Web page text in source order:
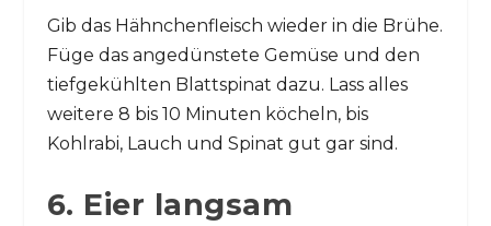
Gib das Hähnchenfleisch wieder in die Brühe.
Füge das angedünstete Gemüse und den
tiefgekühlten Blattspinat dazu. Lass alles
weitere 8 bis 10 Minuten köcheln, bis
Kohlrabi, Lauch und Spinat gut gar sind.
6. Eier langsam